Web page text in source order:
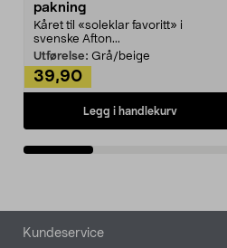
pakning
Kåret til «soleklar favoritt» i
svenske Afton...
Utførelse: Grå/beige
39,90
Legg i handlekurv
Bunntekst
Kundeservice